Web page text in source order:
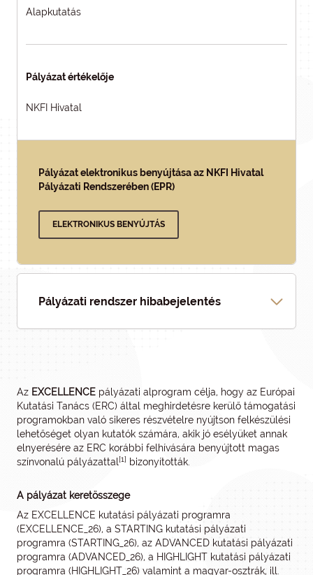
Alapkutatás
Pályázat értékelője
NKFI Hivatal
Pályázat elektronikus benyújtása az NKFI Hivatal
Pályázati Rendszerében (EPR)
ELEKTRONIKUS BENYÚJTÁS
Pályázati rendszer hibabejelentés
Az EXCELLENCE pályázati alprogram célja, hogy az Európai
Kutatási Tanács (ERC) által meghirdetésre kerülő támogatási
programokban való sikeres részvételre nyújtson felkészülési
lehetőséget olyan kutatók számára, akik jó esélyüket annak
elnyerésére az ERC korábbi felhívására benyújtott magas
színvonalú pályázattal[1] bizonyították.
A pályázat keretösszege
Az EXCELLENCE kutatási pályázati programra
(EXCELLENCE_26), a STARTING kutatási pályázati
programra (STARTING_26), az ADVANCED kutatási pályázati
programra (ADVANCED_26), a HIGHLIGHT kutatási pályázati
programra (HIGHLIGHT_26) valamint a magyar-osztrák, ill.